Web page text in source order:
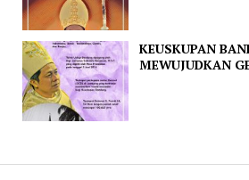
KEUSKUPAN
MEWUJUDKAN